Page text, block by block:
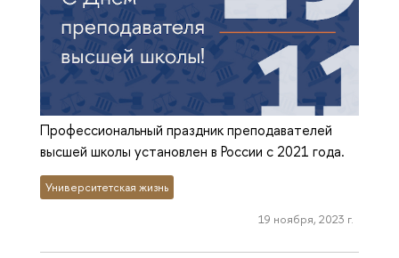
Профессиональный праздник преподавателей
высшей школы установлен в России с 2021 года.
Университетская жизнь
19 ноября, 2023 г.